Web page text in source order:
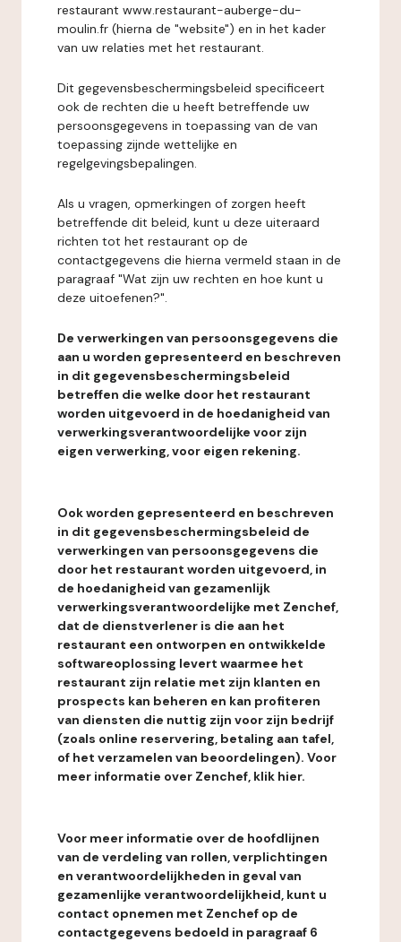
restaurant www.restaurant-auberge-du-
moulin.fr (hierna de "website") en in het kader
van uw relaties met het restaurant.
Dit gegevensbeschermingsbeleid specificeert
ook de rechten die u heeft betreffende uw
persoonsgegevens in toepassing van de van
toepassing zijnde wettelijke en
regelgevingsbepalingen.
Als u vragen, opmerkingen of zorgen heeft
betreffende dit beleid, kunt u deze uiteraard
richten tot het restaurant op de
contactgegevens die hierna vermeld staan in de
paragraaf "Wat zijn uw rechten en hoe kunt u
deze uitoefenen?".
De verwerkingen van persoonsgegevens die
aan u worden gepresenteerd en beschreven
in dit gegevensbeschermingsbeleid
betreffen die welke door het restaurant
worden uitgevoerd in de hoedanigheid van
verwerkingsverantwoordelijke voor zijn
eigen verwerking, voor eigen rekening.
Ook worden gepresenteerd en beschreven
in dit gegevensbeschermingsbeleid de
verwerkingen van persoonsgegevens die
door het restaurant worden uitgevoerd, in
de hoedanigheid van gezamenlijk
verwerkingsverantwoordelijke met Zenchef,
dat de dienstverlener is die aan het
restaurant een ontworpen en ontwikkelde
softwareoplossing levert waarmee het
restaurant zijn relatie met zijn klanten en
prospects kan beheren en kan profiteren
van diensten die nuttig zijn voor zijn bedrijf
(zoals online reservering, betaling aan tafel,
of het verzamelen van beoordelingen). Voor
meer informatie over Zenchef, klik hier.
Voor meer informatie over de hoofdlijnen
van de verdeling van rollen, verplichtingen
en verantwoordelijkheden in geval van
gezamenlijke verantwoordelijkheid, kunt u
contact opnemen met Zenchef op de
contactgegevens bedoeld in paragraaf 6